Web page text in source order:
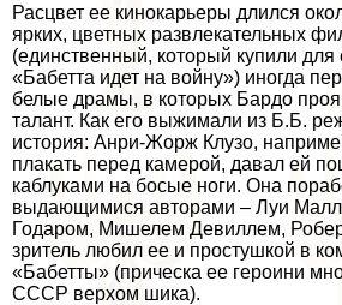
Расцвет ее кинокарьеры длился
ярких, цветных развлекательных
(единственный, который купили для
«Бабетта идет на войну») иногда
белые драмы, в которых Бардо
талант. Как его выжимали из Б.Б.
история: Анри-Жорж Клузо,
плакать перед камерой, давал ей
каблуками на босые ноги. Она
выдающимися авторами – Луи
Годаром, Мишелем Девиллем,
зритель любил ее и простушкой в
«Бабетты» (прическа ее героини
СССР верхом шика).